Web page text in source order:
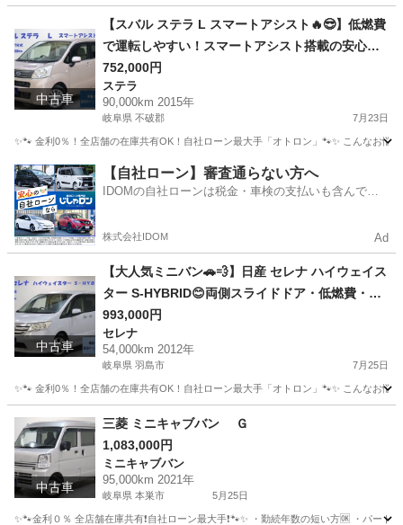
アクア オトロン
中古車
【スバル ステラ L スマートアシスト🔥😎】低燃費
で運転しやすい！スマートアシスト搭載の安心・
快適な軽自動車🚗💨
752,000円
ステラ
90,000km 2015年
岐阜県 不破郡 7月23日
✨🐾 金利0％！全店舗の在庫共有OK！自社ローン最大手「オトロン」🐾✨ こんなお
岐阜 不破郡 ステラ
【自社ローン】審査通らない方へ
IDOMの自社ローンは税金・車検の支払いも含んでい
株式会社IDOM Ad
中古車
【大人気ミニバン🚗💨】日産 セレナ ハイウェイス
ター S-HYBRID😊両側スライドドア・低燃費・フ
ァミリーにおすすめの一台☝️
993,000円
セレナ
54,000km 2012年
岐阜県 羽島市 7月25日
✨🐾 金利0％！全店舗の在庫共有OK！自社ローン最大手「オトロン」🐾✨ こんなお
岐阜 羽島市 セレナ
中古車
三菱 ミニキャブバン Ｇ
1,083,000円
ミニキャブバン
95,000km 2021年
岐阜県 本巣市 5月25日
✨🐾金利０％ 全店舗在庫共有❗️自社ローン最大手❗️🐾✨ ・勤続年数の短い方🆗 ・パー